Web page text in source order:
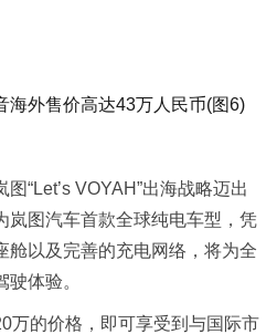
“Let’s VOYAH”出海战略迈出
岚图汽车首款全球纯电车型，凭
舱以及完善的充电网络，将为全
体验。
万的价格，即可享受到与国际市